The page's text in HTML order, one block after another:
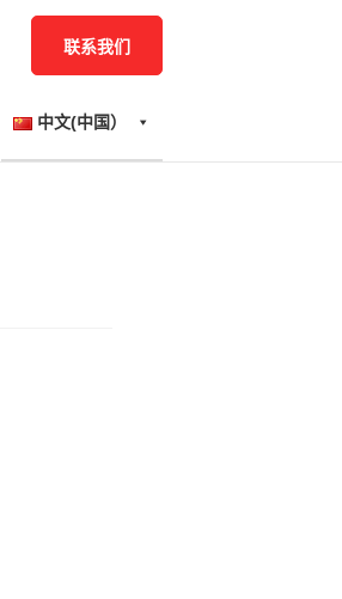
联系我们
中文(中国）